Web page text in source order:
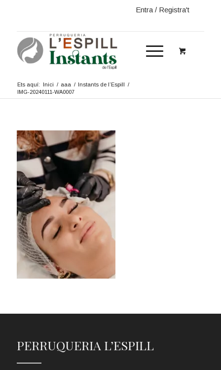
Entra / Registra't
Ets aquí: Inici / aaa / Instants de l’Espill /
IMG-20240111-WA0007
PERRUQUERIA L’ESPILL